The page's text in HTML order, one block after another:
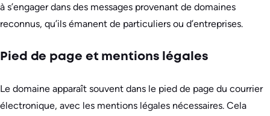
à s’engager dans des messages provenant de domaines
reconnus, qu’ils émanent de particuliers ou d’entreprises.
Pied de page et mentions légales
Le domaine apparaît souvent dans le pied de page du courrier
électronique, avec les mentions légales nécessaires. Cela